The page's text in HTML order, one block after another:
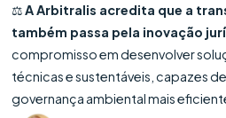
⚖️A Arbitralis acredita que a
também passa pela inovação
compromisso em desenvolver
técnicas e sustentáveis, capazes
governança ambiental mais